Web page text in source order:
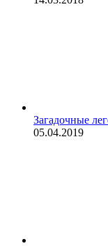
Загадочные
05.04.2019